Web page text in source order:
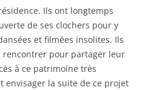
Ils ont longtemps
de ses clochers pour y
et filmées insolites. Ils
rencontrer pour partager leur
à ce patrimoine très
envisager la suite de ce projet